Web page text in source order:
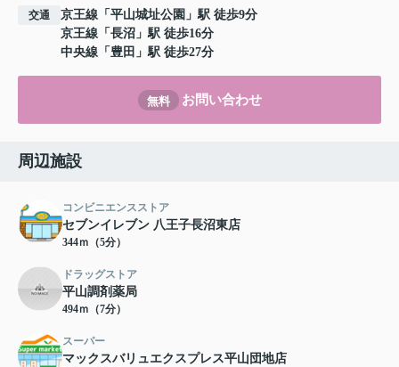
交通 京王線 「 平山城址公園 」駅 徒歩9分
京王線 「 長沼 」駅 徒歩16分
中央線 「 豊田 」駅 徒歩27分
無料 お問い合わせ
周辺施設
コンビニエンスストア
セブンイレブン 八王子長沼東店
344ｍ（5分）
ドラッグストア
平山調剤薬局
494ｍ（7分）
スーパー
マックスバリュエクスプレス平山団地店